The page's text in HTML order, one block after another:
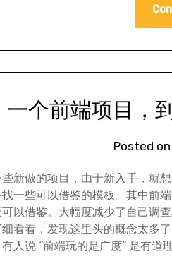
一个前端项目，
Posted on
新做的项目，由于新入手，就
一些可以借鉴的模板。其中前
以借鉴。大幅度减少了自己调
看看，发现这里头的概念太多
人说 “前端玩的是广度” 是有道理